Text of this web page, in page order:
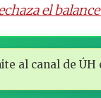
el
al canal de ÚH